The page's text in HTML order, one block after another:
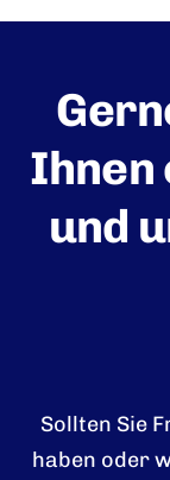
Ihnen
und
Sollten Sie
haben oder